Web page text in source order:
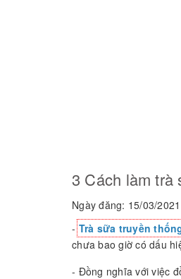
3 Cách làm trà
Ngày đăng: 15/03/2021
-Trà sữa truyền
chưa bao giờ có dấu
- Đồng nghĩa với việc